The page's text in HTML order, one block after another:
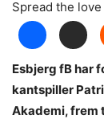
Spread the love
Esbjerg fB har
kantspiller
Akademi, frem